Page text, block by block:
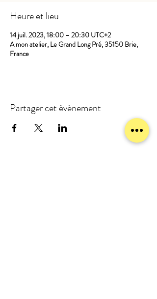
Heure et lieu
14 juil. 2023, 18:00 – 20:30 UTC+2
A mon atelier, Le Grand Long Pré, 35150 Brie,
France
Partager cet événement